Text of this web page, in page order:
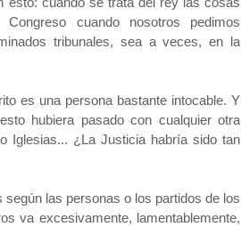
cuando nosotros pedimos
tribunales, sea a veces, en la
es una persona bastante intocable. Y
hubiera pasado con cualquier otra
Iglesias... ¿La Justicia habría sido tan
las personas o los partidos de los
va excesivamente, lamentablemente,